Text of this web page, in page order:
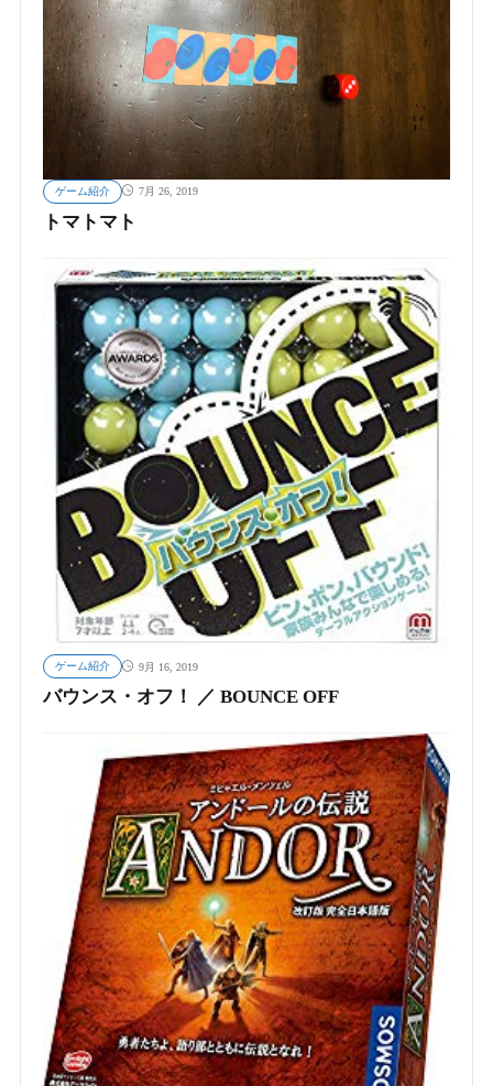
ゲーム紹介 7月 26, 2019
トマトマト
ゲーム紹介 9月 16, 2019
バウンス・オフ！ ／ BOUNCE OFF